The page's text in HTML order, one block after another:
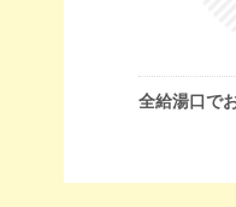
全給湯口で